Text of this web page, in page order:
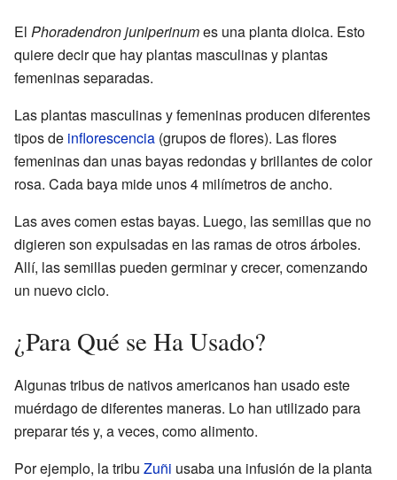
El Phoradendron juniperinumes una planta dioica. Esto
quiere decir que hay plantas masculinas y plantas
femeninas separadas.
Las plantas masculinas y femeninas producen diferentes
tipos de inflorescencia (grupos de flores). Las flores
femeninas dan unas bayas redondas y brillantes de color
rosa. Cada baya mide unos 4 milímetros de ancho.
Las aves comen estas bayas. Luego, las semillas que no
digieren son expulsadas en las ramas de otros árboles.
Allí, las semillas pueden germinar y crecer, comenzando
un nuevo ciclo.
¿Para Qué se Ha Usado?
Algunas tribus de nativos americanos han usado este
muérdago de diferentes maneras. Lo han utilizado para
preparar tés y, a veces, como alimento.
Por ejemplo, la tribu Zuñi usaba una infusión de la planta